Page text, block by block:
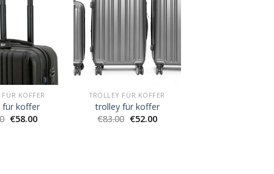
KOFFER
für koffer
€58.00
TROLLEY FÜR KOFFER
trolley für koffer
€83.00 €52.00